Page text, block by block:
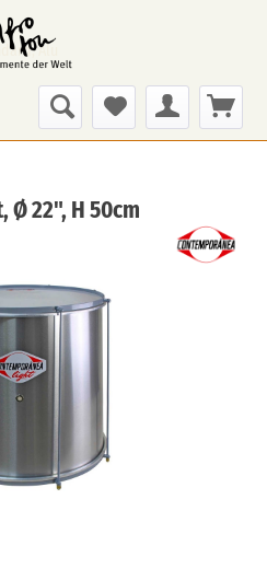
Alu
Ø 22", H 50cm